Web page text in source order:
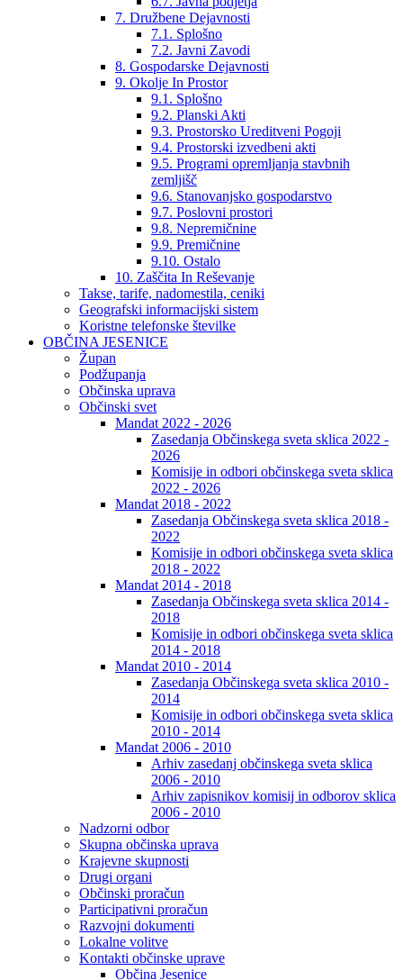
7. Družbene Dejavnosti
7.1. Splošno
7.2. Javni Zavodi
8. Gospodarske Dejavnosti
9. Okolje In Prostor
9.1. Splošno
9.2. Planski Akti
9.3. Prostorsko Ureditveni Pogoji
9.4. Prostorski izvedbeni akti
9.5. Programi opremljanja stavbnih
zemljišč
9.6. Stanovanjsko gospodarstvo
9.7. Poslovni prostori
9.8. Nepremičnine
9.9. Premičnine
9.10. Ostalo
10. Zaščita In Reševanje
Takse, tarife, nadomestila, ceniki
Geografski informacijski sistem
Koristne telefonske številke
OBČINA JESENICE
Župan
Podžupanja
Občinska uprava
Občinski svet
Mandat 2022 - 2026
Zasedanja Občinskega sveta sklica 2022 -
2026
Komisije in odbori občinskega sveta sklica
2022 - 2026
Mandat 2018 - 2022
Zasedanja Občinskega sveta sklica 2018 -
2022
Komisije in odbori občinskega sveta sklica
2018 - 2022
Mandat 2014 - 2018
Zasedanja Občinskega sveta sklica 2014 -
2018
Komisije in odbori občinskega sveta sklica
2014 - 2018
Mandat 2010 - 2014
Zasedanja Občinskega sveta sklica 2010 -
2014
Komisije in odbori občinskega sveta sklica
2010 - 2014
Mandat 2006 - 2010
Arhiv zasedanj občinskega sveta sklica
2006 - 2010
Arhiv zapisnikov komisij in odborov sklica
2006 - 2010
Nadzorni odbor
Skupna občinska uprava
Krajevne skupnosti
Drugi organi
Občinski proračun
Participativni proračun
Razvojni dokumenti
Lokalne volitve
Kontakti občinske uprave
Občina Jesenice